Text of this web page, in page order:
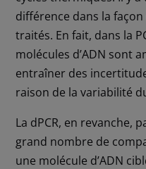
différence dans la
traités. En fait, dans la
molécules d’ADN sont
entraîner des
raison de la variabilité
La dPCR, en revanche,
grand nombre de
une molécule d’ADN